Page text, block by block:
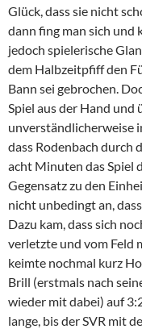
Glück, dass sie nicht
dann fing man sich und
jedoch spielerische
dem Halbzeitpfiff den
Bann sei gebrochen.
Spiel aus der Hand und
unverständlicherweise
dass Rodenbach durch
acht Minuten das Spiel
Gegensatz zu den
nicht unbedingt an,
Dazu kam, dass sich
verletzte und vom Feld
keimte nochmal kurz
Brill (erstmals nach
wieder mit dabei) auf
lange, bis der SVR mit